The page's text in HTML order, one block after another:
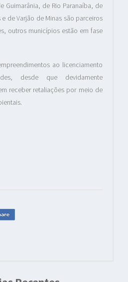
Guimarânia, de Rio Paranaíba, de
de Varjão de Minas são parceiros
outros municípios estão em fase
ao licenciamento
desde que devidamente
receber retaliações por meio de